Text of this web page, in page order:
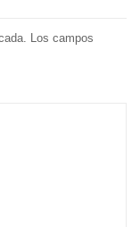
Los campos